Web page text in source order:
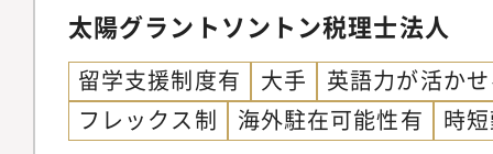
行に際して、税効果
ストラクチャリング
務内容・各種税務申
（大規模法人、中堅
太陽グラントソントン税理士法人
留学支援制度有 大手
英語力が活か
フレックス制
海外駐在可能性有 時